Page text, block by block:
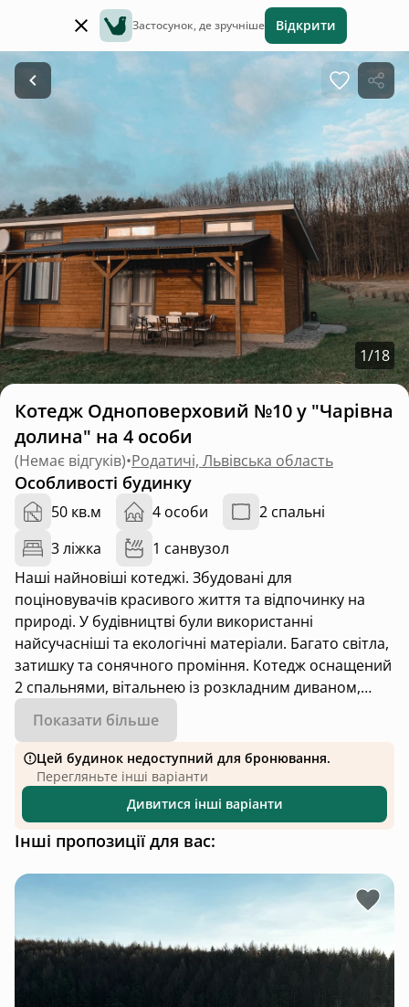
Застосунок, де зручніше Відкрити
1/18
Котедж Одноповерховий №10 у "Чарівна
долина" на 4 особи
(Немає відгуків)•Родатичі, Львівська область
Особливості будинку
50 кв.м 4 особи
2 спальні
3 ліжка
1 санвузол
Наші найновіші котеджі. Збудовані для
поціновувачів красивого життя та відпочинку на
природі. У будівництві були використанні
найсучасніші та екологічні матеріали. Багато світла,
затишку та сонячного проміння. Котедж оснащений
2 спальнями, вітальнею із розкладним диваном,
кухнею, ванною кімнатою та терасою. Доступне
розміщення для чотирьох осіб.
У літній період на території працює басейновий
комплекс KOI, вхід для гостей Чарівної Долини
відбувається за спеціальною знижкою.
Тепле джакузі-2000 грн
Футбольне поле 1 год-500 грн
Тенісний корт 1 год-500 грн
Показати більше
Цей будинок недоступний для бронювання.
Перегляньте інші варіанти
Дивитися інші варіанти
Інші пропозиції для вас: